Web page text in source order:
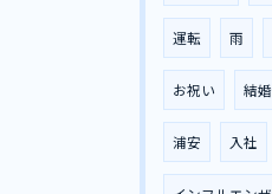
運転 雨
お祝い 結婚
浦安 入社